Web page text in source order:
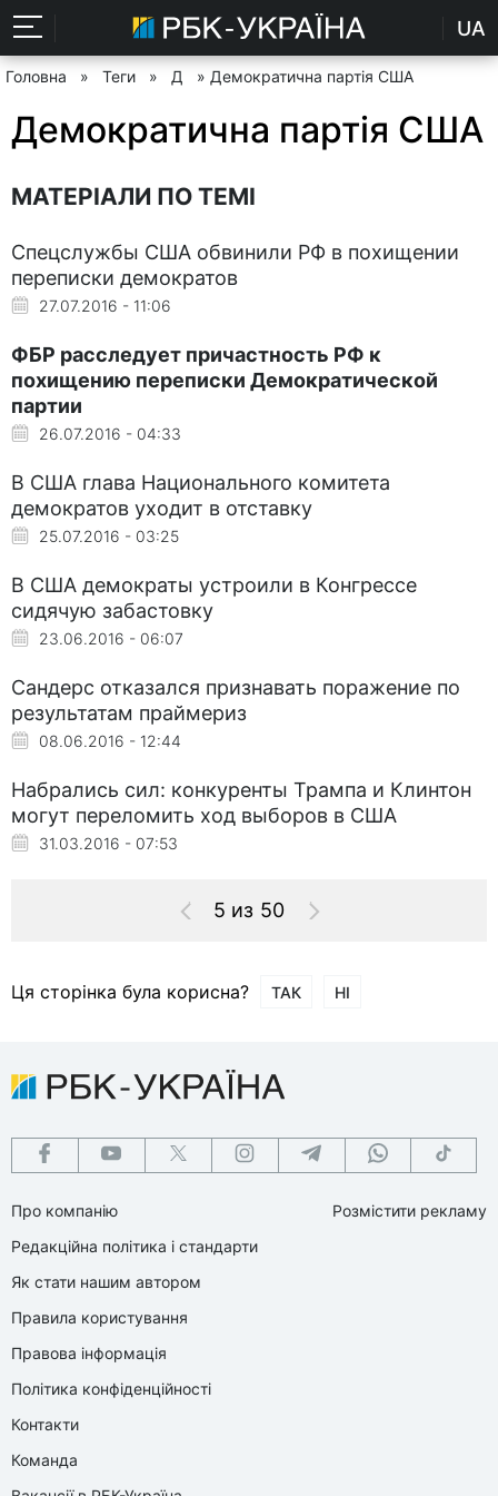
UA
Головна » Теги » Д » Демократична партія США
Демократична партія США
МАТЕРІАЛИ ПО ТЕМІ
Спецслужбы США обвинили РФ в похищении
переписки демократов
27.07.2016 - 11:06
ФБР расследует причастность РФ к
похищению переписки Демократической
партии
26.07.2016 - 04:33
В США глава Национального комитета
демократов уходит в отставку
25.07.2016 - 03:25
В США демократы устроили в Конгрессе
сидячую забастовку
23.06.2016 - 06:07
Сандерс отказался признавать поражение по
результатам праймериз
08.06.2016 - 12:44
Набрались сил: конкуренты Трампа и Клинтон
могут переломить ход выборов в США
31.03.2016 - 07:53
5 из 50
Ця сторінка була корисна? ТАК НІ
Про компанію
Редакційна політика і стандарти
Як стати нашим автором
Правила користування
Правова інформація
Політика конфіденційності
Контакти
Команда
Розмістити рекламу